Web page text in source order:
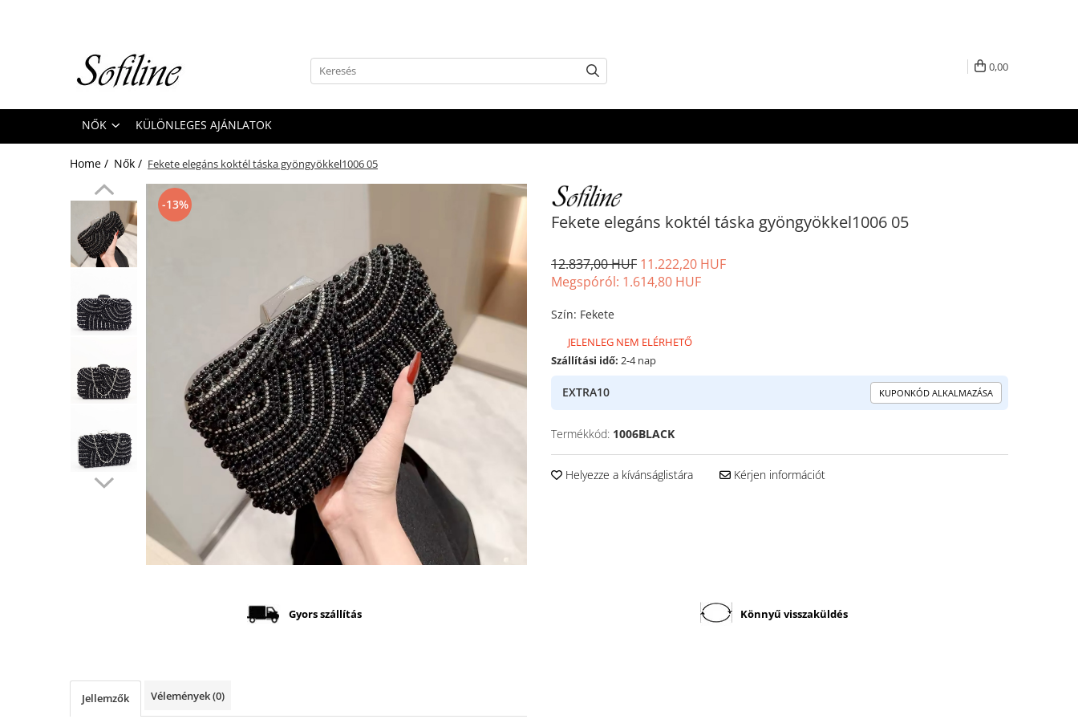
Táskák és retikülök
0,00
NŐK KÜLÖNLEGES AJÁNLATOK
Home / Nők / Fekete elegáns koktél táska gyöngyökkel1006 05
Fekete elegáns koktél táska gyöngyökkel1006 05
-13%
Facebook
12.837,00 HUF 11.222,20 HUF
Megspóról: 1.614,80 HUF
Szín: Fekete
JELENLEG NEM ELÉRHETŐ
Szállítási idő: 2-4 nap
EXTRA10 KUPONKÓD ALKALMAZÁSA
Termékkód: 1006BLACK
Helyezze a kívánságlistára Kérjen információt
Gyors szállítás Könnyű visszaküldés
Jellemzők Vélemények(0)